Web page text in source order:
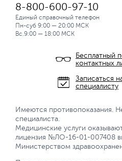
8-800-600-97-10
Единый справочный телефон
Пн-суб 9:00 — 20:00 МСК
Вс.9:00 — 18:00 МСК
Бесплатный
контактных
Записаться
специалисту
Имеются противопоказания.
специалиста.
Медицинские услуги
лицензия №ЛО-16-01-007408
Министерством